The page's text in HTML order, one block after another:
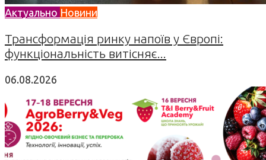
Актуально Новини
Трансформація ринку напоїв у Європі:
функціональність витісняє...
06.08.2026